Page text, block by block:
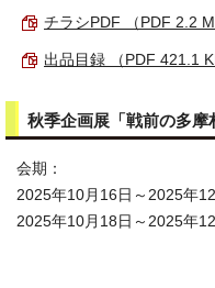
チラシPDF （PDF 2.2
出品目録 （PDF 421.1
秋季企画展「戦前の多摩
会期：
2025年10月16日～2025年
2025年10月18日～2025年